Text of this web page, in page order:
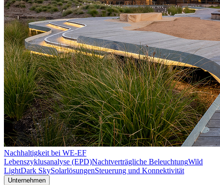
Nachhaltigkeit bei WE-EF
Lebenszyklusanalyse (EPD)Nachtverträgliche BeleuchtungWild
LightDark SkySolarlösungenSteuerung und Konnektivität
Unternehmen